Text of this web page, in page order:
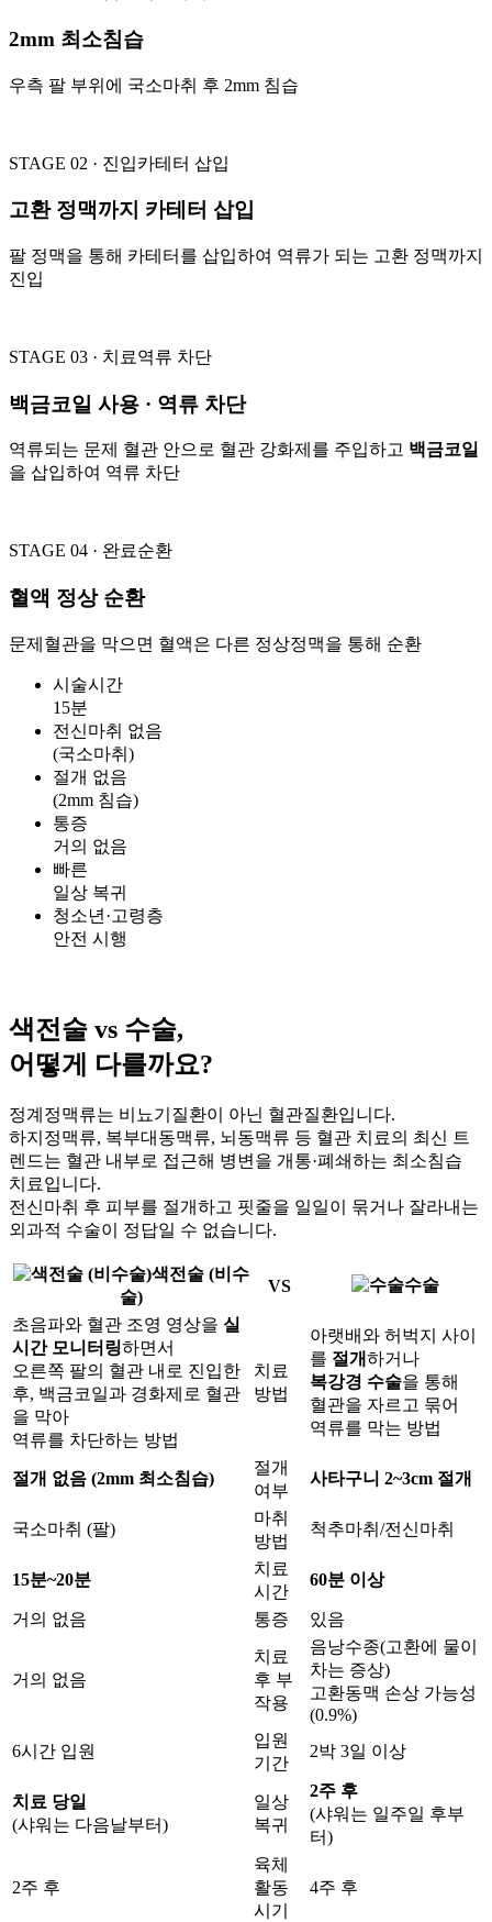
2mm 최소침습
우측 팔 부위에 국소마취 후 2mm 침습
STAGE 02 · 진입카테터 삽입
고환 정맥까지 카테터 삽입
팔 정맥을 통해 카테터를 삽입하여 역류가 되는 고환 정맥까지
진입
STAGE 03 · 치료역류 차단
백금코일 사용 · 역류 차단
역류되는 문제 혈관 안으로 혈관 강화제를 주입하고 백금코일
을 삽입하여 역류 차단
STAGE 04 · 완료순환
혈액 정상 순환
문제혈관을 막으면 혈액은 다른 정상정맥을 통해 순환
시술시간
15분
전신마취 없음
(국소마취)
절개 없음
(2mm 침습)
통증
거의 없음
빠른
일상 복귀
청소년·고령층
안전 시행
색전술 vs 수술,
어떻게 다를까요?
정계정맥류는 비뇨기질환이 아닌 혈관질환입니다.
하지정맥류, 복부대동맥류, 뇌동맥류 등 혈관 치료의 최신 트
렌드는 혈관 내부로 접근해 병변을 개통·폐쇄하는 최소침습
치료입니다.
전신마취 후 피부를 절개하고 핏줄을 일일이 묶거나 잘라내는
외과적 수술이 정답일 수 없습니다.
색전술 (비수
술)
VS 수술
초음파와 혈관 조영 영상을 실
시간 모니터링하면서
오른쪽 팔의 혈관 내로 진입한
후, 백금코일과 경화제로 혈관
을 막아
역류를 차단하는 방법
치료
방법
아랫배와 허벅지 사이
를 절개하거나
복강경 수술을 통해
혈관을 자르고 묶어
역류를 막는 방법
절개 없음 (2mm 최소침습)
절개
여부
사타구니 2~3cm 절개
국소마취 (팔)
마취
방법
척추마취/전신마취
15분~20분
치료
시간
60분 이상
거의 없음 통증 있음
거의 없음
치료
후 부
작용
음낭수종(고환에 물이
차는 증상)
고환동맥 손상 가능성
(0.9%)
6시간 입원
입원
기간
2박 3일 이상
치료 당일
(샤워는 다음날부터)
일상
복귀
2주 후
(샤워는 일주일 후부
터)
2주 후
육체
활동
시기
4주 후